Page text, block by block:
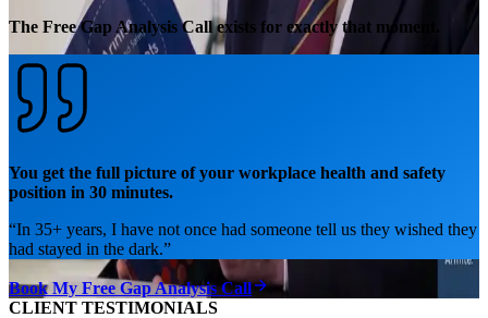
The Free Gap Analysis Call exists for exactly that moment.
You get the full picture of your workplace health and safety
position in 30 minutes.
“In 35+ years, I have not once had someone tell us they wished they
had stayed in the dark.”
Book My Free Gap Analysis Call
CLIENT TESTIMONIALS